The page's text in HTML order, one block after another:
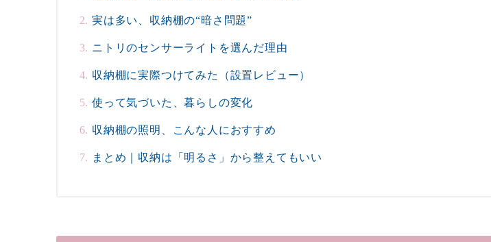
実は多い、収納棚の“暗さ問題”
ニトリのセンサーライトを選んだ理由
収納棚に実際つけてみた（設置レビュー）
使って気づいた、暮らしの変化
収納棚の照明、こんな人におすすめ
まとめ｜収納は「明るさ」から整えてもいい